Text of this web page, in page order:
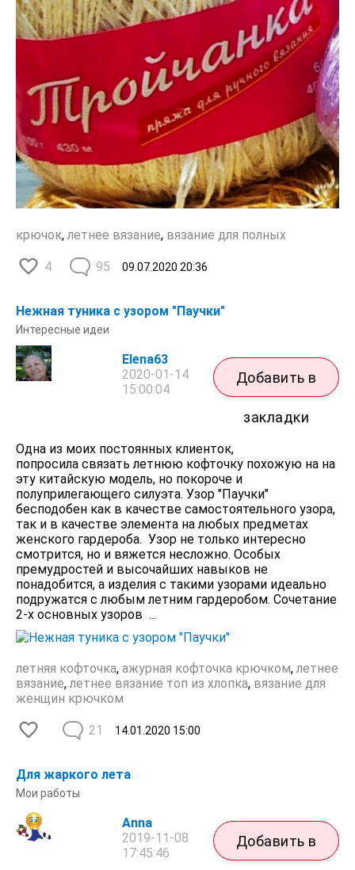
крючок, летнее вязание, вязание для полных
4 09.07.2020 20:36
95
Нежная туника с узором "Паучки"
Интересные идеи
Elena63
2020-01-14
15:00:04
Добавить в
закладки
Одна из моих постоянных клиенток,
попросила связать летнюю кофточку похожую на на
эту китайскую модель, но покороче и
полуприлегающего силуэта. Узор "Паучки"
бесподобен как в качестве самостоятельного узора,
так и в качестве элемента на любых предметах
женского гардероба. Узор не только интересно
смотрится, но и вяжется несложно. Особых
премудростей и высочайших навыков не
понадобится, а изделия с такими узорами идеально
подружатся с любым летним гардеробом. Сочетание
2-х основных узоров ...
летняя кофточка, ажурная кофточка крючком, летнее
вязание, летнее вязание топ из хлопка, вязание для
женщин крючком
14.01.2020 15:00
21
Для жаркого лета
Мои работы
Anna
2019-11-08
17:45:46
Добавить в